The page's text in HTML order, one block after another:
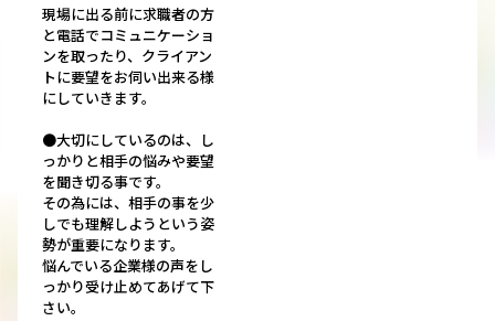
現場に出る前に求職者の方
と電話でコミュニケーショ
ンを取ったり、クライアン
トに要望をお伺い出来る様
にしていきます。
●大切にしているのは、し
っかりと相手の悩みや要望
を聞き切る事です。
その為には、相手の事を少
しでも理解しようという姿
勢が重要になります。
悩んでいる企業様の声をし
っかり受け止めてあげて下
さい。